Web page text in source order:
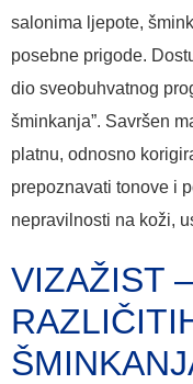
salonima ljepote,
posebne prigode.
dio sveobuhvatnog
šminkanja”. Savršen
platnu, odnosno
prepoznavati tonove i
nepravilnosti na koži,
VIZAŽIST